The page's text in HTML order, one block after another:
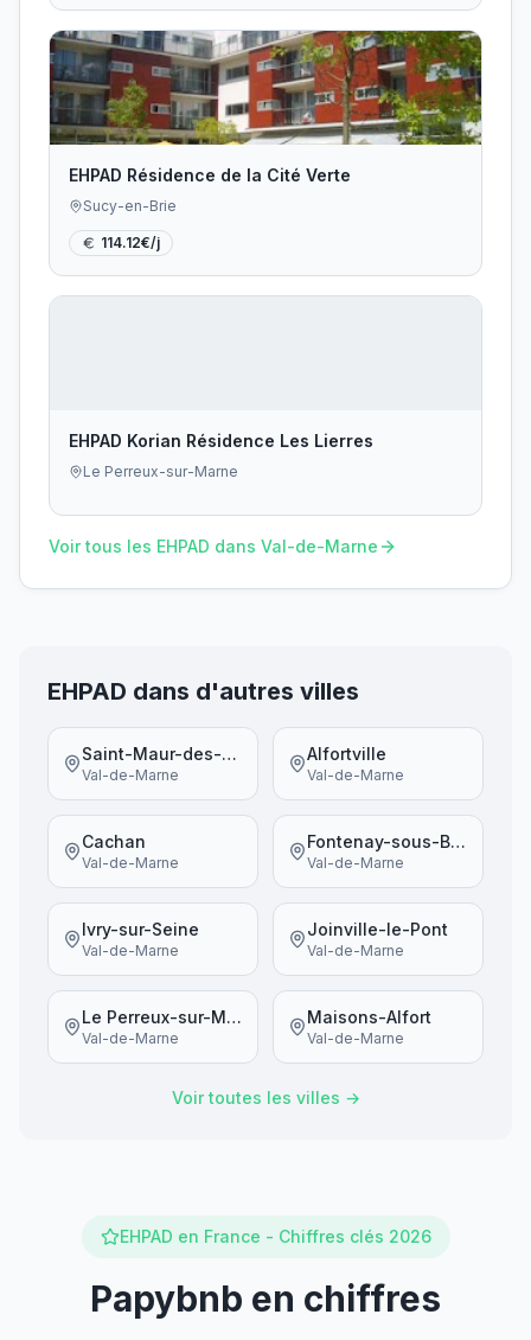
EHPAD Résidence de la Cité Verte
Sucy-en-Brie
114.12€/j
EHPAD Korian Résidence Les Lierres
Le Perreux-sur-Marne
Voir tous les EHPAD dans Val-de-Marne
EHPAD dans d'autres villes
Saint-Maur-des-Fossés
Val-de-Marne
Alfortville
Val-de-Marne
Cachan
Val-de-Marne
Fontenay-sous-Bois
Val-de-Marne
Ivry-sur-Seine
Val-de-Marne
Joinville-le-Pont
Val-de-Marne
Le Perreux-sur-Marne
Val-de-Marne
Maisons-Alfort
Val-de-Marne
Voir toutes les villes →
EHPAD en France - Chiffres clés 2026
Papybnb en chiffres